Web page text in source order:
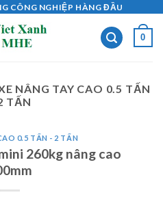
CÔNG NGHIỆP HÀNG ĐẦU
0
NÂNG TAY CAO 0.5 TẤN
TẤN
0.5 TẤN - 2 TẤN
260kg nâng cao